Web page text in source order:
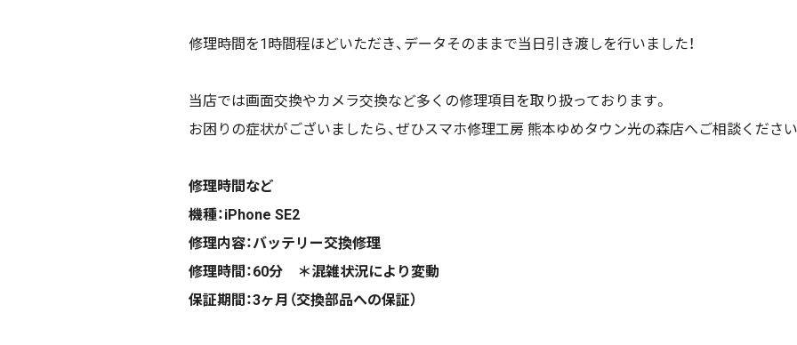
修理時間を1時間程ほどいただき、データそのままで当日引き渡しを行いました！
当店では画面交換やカメラ交換など多くの修理項目を取り扱っております。
お困りの症状がございましたら、ぜひスマホ修理工房 熊本ゆめタウン光の森店へご相談ください
修理時間など
機種：iPhone SE2
修理内容：バッテリー交換修理
修理時間：60分 ＊混雑状況により変動
保証期間：3ヶ月（交換部品への保証）